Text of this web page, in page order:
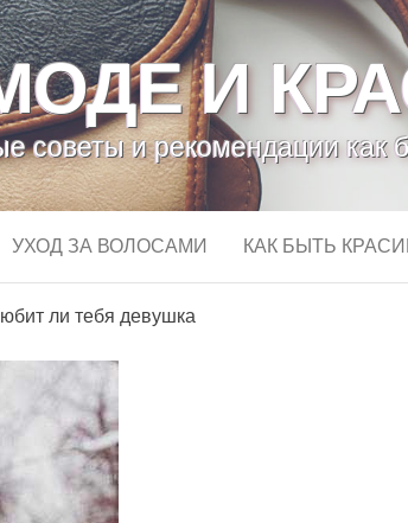
И
советы и рекомендации как
УХОД ЗА ВОЛОСАМИ КАК БЫТЬ
ли тебя девушка